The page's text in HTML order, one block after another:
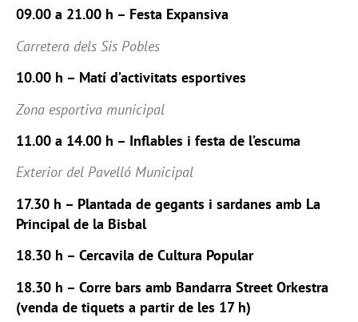
09.00 a 21.00 h – Festa Expansiva
Carretera dels Sis Pobles
10.00 h – Matí d’activitats esportives
Zona esportiva municipal
11.00 a 14.00 h – Inflables i festa de l’escuma
Exterior del Pavelló Municipal
17.30 h – Plantada de gegants i sardanes amb La
Principal de la Bisbal
18.30 h – Cercavila de Cultura Popular
18.30 h – Corre bars amb Bandarra Street Orkestra
(venda de tiquets a partir de les 17 h)